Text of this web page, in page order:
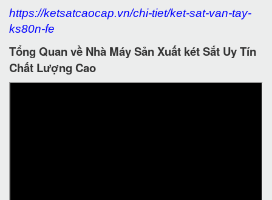
https://ketsatcaocap.vn/chi-tiet/ket-sat-van-tay-
ks80n-fe
Tổng Quan về Nhà Máy Sản Xuất két Sắt Uy Tín
Chất Lượng Cao